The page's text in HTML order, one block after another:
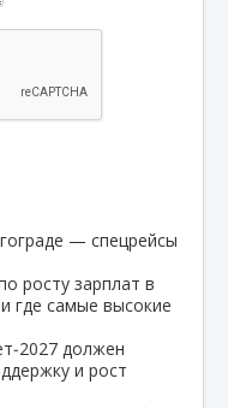
— спецрейсы
росту зарплат в
где самые высокие
должен
и рост